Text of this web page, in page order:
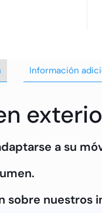
Información
a su
sobre